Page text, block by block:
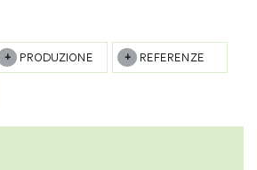
PRODUZIONE REFERENZE